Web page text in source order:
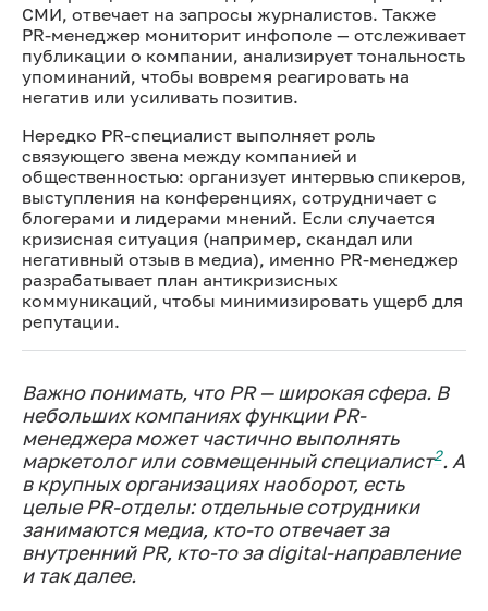
СМИ, отвечает на запросы журналистов. Также
PR-менеджер мониторит инфополе — отслеживает
публикации о компании, анализирует тональность
упоминаний, чтобы вовремя реагировать на
негатив или усиливать позитив.
Нередко PR-специалист выполняет роль
связующего звена между компанией и
общественностью: организует интервью спикеров,
выступления на конференциях, сотрудничает с
блогерами и лидерами мнений. Если случается
кризисная ситуация (например, скандал или
негативный отзыв в медиа), именно PR-менеджер
разрабатывает план антикризисных
коммуникаций, чтобы минимизировать ущерб для
репутации.
Важно понимать, что PR — широкая сфера. В
небольших компаниях функции PR-
менеджера может частично выполнять
маркетолог или совмещенный специалист2. А
в крупных организациях наоборот, есть
целые PR-отделы: отдельные сотрудники
занимаются медиа, кто-то отвечает за
внутренний PR, кто-то за digital-направление
и так далее.